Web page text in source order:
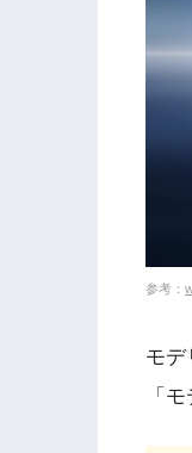
参考：
モデ
「